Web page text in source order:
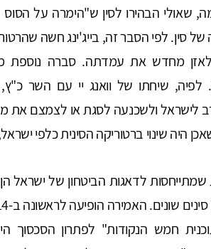
שאולי הבהירו לסין ש"הימרה על הסוס
של סין. לפי הסבר זה, בייג'ינג חשה
לפיה, שיחתו של וואנג יי עם השר
לישראל ולשכנעה לסגת או לצמצם את
היה שינוי ברטוריקה הסינית כלפי
שמתייחסות לדאגות הביטחון של ישראל
חמש הנקודות" לפתרון הסכסוך הישראלי-